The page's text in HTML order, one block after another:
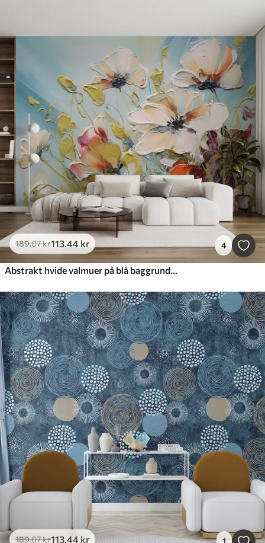
189.07kr113.44 kr 4
Abstrakt hvide valmuer på blå baggrund, efterligning af malestrøg
189.07kr113.44 kr